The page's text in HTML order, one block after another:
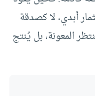
أبدي، لا كصدقة
المعونة، بل يُنتج